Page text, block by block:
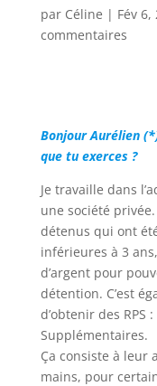
par Céline | Fév 6,
commentaires
Bonjour Aurélien
que tu exerces ?
Je travaille dans
une société
détenus qui ont
inférieures à 3
d’argent pour
détention. C’est
d’obtenir des RPS
Supplémentaires.
Ça consiste à leur
mains, pour